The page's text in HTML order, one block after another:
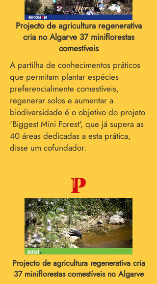
Projecto de agricultura regenerativa
cria no Algarve 37 miniflorestas
comestíveis
A partilha de conhecimentos práticos
que permitam plantar espécies
preferencialmente comestíveis,
regenerar solos e aumentar a
biodiversidade é o objetivo do projeto
'Biggest Mini Forest', que já supera as
40 áreas dedicadas a esta prática,
disse um cofundador.
Projecto de agricultura regenerativa cria
37 miniflorestas comestíveis no Algarve